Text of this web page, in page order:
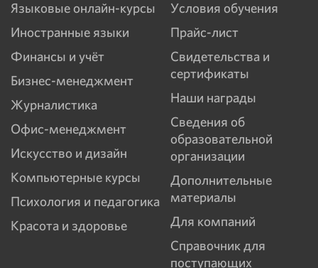
Языковые онлайн-курсы
Иностранные языки
Финансы и учёт
Бизнес-менеджмент
Журналистика
Офис-менеджмент
Искусство и дизайн
Компьютерные курсы
Психология и педагогика
Красота и здоровье
Условия обучения
Прайс-лист
Свидетельства и
сертификаты
Наши награды
Сведения об
образовательной
организации
Дополнительные
материалы
Для компаний
Справочник для
поступающих